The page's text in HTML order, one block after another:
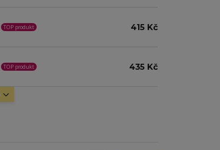
TOP produkt 415 Kč
TOP produkt 435 Kč